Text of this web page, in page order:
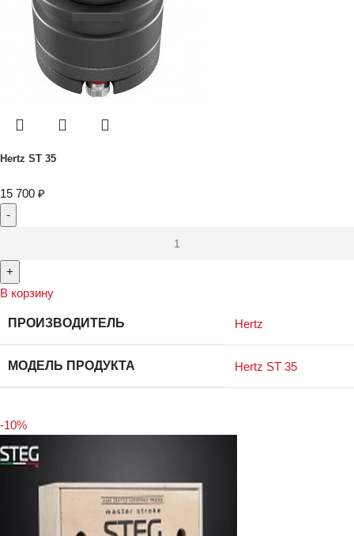
Hertz ST 35
15 700 ₽
В корзину
ПРОИЗВОДИТЕЛЬ Hertz
МОДЕЛЬ ПРОДУКТА Hertz ST 35
-10%